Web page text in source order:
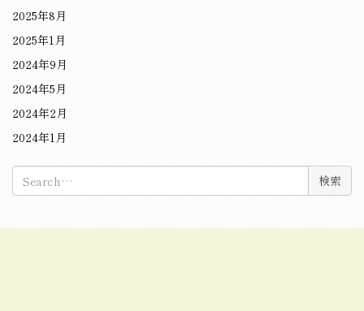
2025年8月
2025年1月
2024年9月
2024年5月
2024年2月
2024年1月
検
索: